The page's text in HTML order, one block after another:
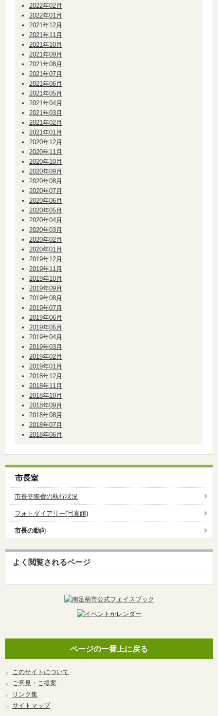
2022年02月
2022年01月
2021年12月
2021年11月
2021年10月
2021年09月
2021年08月
2021年07月
2021年06月
2021年05月
2021年04月
2021年03月
2021年02月
2021年01月
2020年12月
2020年11月
2020年10月
2020年09月
2020年08月
2020年07月
2020年06月
2020年05月
2020年04月
2020年03月
2020年02月
2020年01月
2019年12月
2019年11月
2019年10月
2019年09月
2019年08月
2019年07月
2019年06月
2019年05月
2019年04月
2019年03月
2019年02月
2019年01月
2018年12月
2018年11月
2018年10月
2018年09月
2018年08月
2018年07月
2018年06月
市長室
市長交際費の執行状況
フォトダイアリー(写真館)
市長の動向
よく閲覧されるページ
ページの一番上に戻る
このサイトについて
ご意見・ご提案
リンク集
サイトマップ